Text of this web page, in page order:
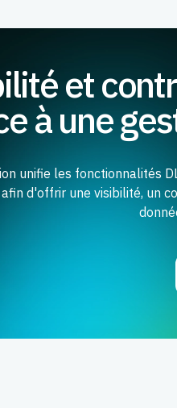
et
à une
unifie les fonctionnalités
d'offrir une visibilité, un